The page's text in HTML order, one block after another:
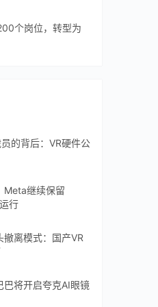
个岗位，转型为
的背后：VR硬件公
Meta继续保留
行
撤离模式：国产VR
巴将开启夸克AI眼镜